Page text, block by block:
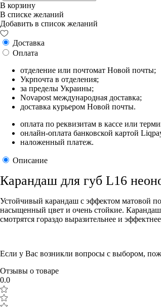
В корзину
В списке желаний
Добавить в список желаний
Доставка
Оплата
отделение или почтомат Новой почты;
Укрпочта в отделения;
за пределы Украины;
Novapost международная доставка;
доставка курьером Новой почты.
оплата по реквизитам в кассе или
онлайн-оплата банковской картой
наложенный платеж.
Описание
Карандаш для губ L16
Устойчивый карандаш с эффектом матовой
насыщенный цвет и очень стойкие.
смотрятся гораздо выразительнее и
Если у Вас возникли вопросы с выбором,
Отзывы о товаре
0.0